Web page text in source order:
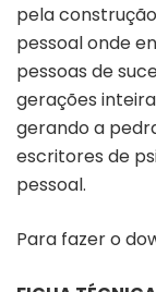
pela
pessoal onde
pessoas de
gerações
gerando a
escritores de
pessoal.
Para fazer o